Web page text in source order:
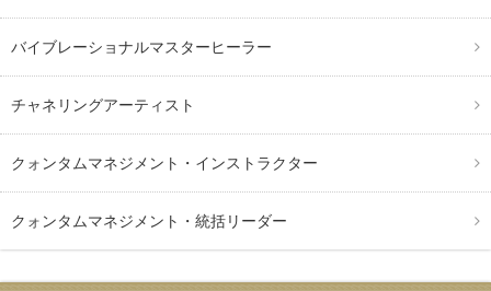
バイブレーショナルマスターヒーラー
チャネリングアーティスト
クォンタムマネジメント・インストラクター
クォンタムマネジメント・統括リーダー